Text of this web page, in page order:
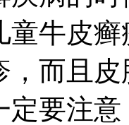
童牛皮
，而且
定要注